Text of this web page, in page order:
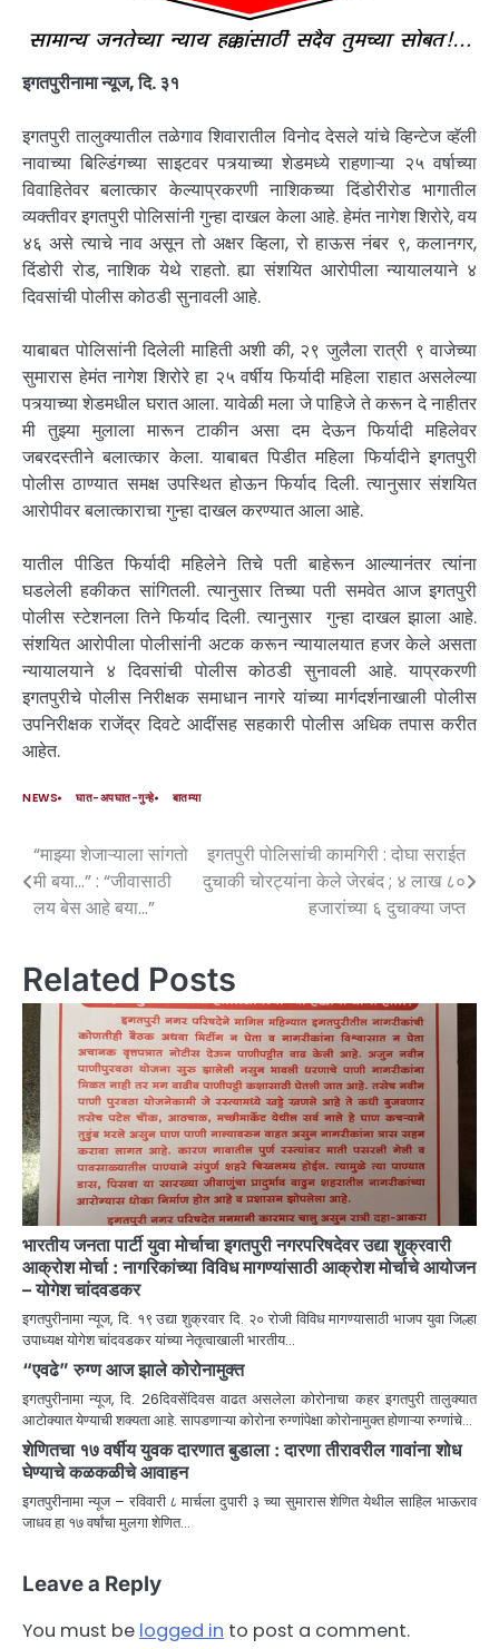
इगतपुरीनामा न्यूज, दि. ३१
इगतपुरी तालुक्यातील तळेगाव शिवारातील विनोद देसले यांचे व्हिन्टेज व्हॅली
नावाच्या बिल्डिंगच्या साइटवर पत्र्याच्या शेडमध्ये राहणाऱ्या २५ वर्षाच्या
विवाहितेवर बलात्कार केल्याप्रकरणी नाशिकच्या दिंडोरीरोड भागातील
व्यक्तीवर इगतपुरी पोलिसांनी गुन्हा दाखल केला आहे. हेमंत नागेश शिरोरे, वय
४६ असे त्याचे नाव असून तो अक्षर व्हिला, रो हाऊस नंबर ९, कलानगर,
दिंडोरी रोड, नाशिक येथे राहतो. ह्या संशयित आरोपीला न्यायालयाने ४
दिवसांची पोलीस कोठडी सुनावली आहे.
याबाबत पोलिसांनी दिलेली माहिती अशी की, २९ जुलैला रात्री ९ वाजेच्या
सुमारास हेमंत नागेश शिरोरे हा २५ वर्षीय फिर्यादी महिला राहात असलेल्या
पत्र्याच्या शेडमधील घरात आला. यावेळी मला जे पाहिजे ते करून दे नाहीतर
मी तुझ्या मुलाला मारून टाकीन असा दम देऊन फिर्यादी महिलेवर
जबरदस्तीने बलात्कार केला. याबाबत पिडीत महिला फिर्यादीने इगतपुरी
पोलीस ठाण्यात समक्ष उपस्थित होऊन फिर्याद दिली. त्यानुसार संशयित
आरोपीवर बलात्काराचा गुन्हा दाखल करण्यात आला आहे.
यातील पीडित फिर्यादी महिलेने तिचे पती बाहेरून आल्यानंतर त्यांना
घडलेली हकीकत सांगितली. त्यानुसार तिच्या पती समवेत आज इगतपुरी
पोलीस स्टेशनला तिने फिर्याद दिली. त्यानुसार गुन्हा दाखल झाला आहे.
संशयित आरोपीला पोलीसांनी अटक करून न्यायालयात हजर केले असता
न्यायालयाने ४ दिवसांची पोलीस कोठडी सुनावली आहे. याप्रकरणी
इगतपुरीचे पोलीस निरीक्षक समाधान नागरे यांच्या मार्गदर्शनाखाली पोलीस
उपनिरीक्षक राजेंद्र दिवटे आदींसह सहकारी पोलीस अधिक तपास करीत
आहेत.
NEWS घात-अपघात-गुन्हे बातम्या
“माझ्या शेजाऱ्याला सांगतो
मी बया…” : “जीवासाठी
लय बेस आहे बया…”
इगतपुरी पोलिसांची कामगिरी : दोघा सराईत
दुचाकी चोरट्यांना केले जेरबंद ; ४ लाख ८०
हजारांच्या ६ दुचाक्या जप्त
Related Posts
भारतीय जनता पार्टी युवा मोर्चाचा इगतपुरी नगरपरिषदेवर उद्या शुक्रवारी
आक्रोश मोर्चा : नागरिकांच्या विविध मागण्यांसाठी आक्रोश मोर्चाचे आयोजन
– योगेश चांदवडकर
इगतपुरीनामा न्यूज, दि. १९ उद्या शुक्रवार दि. २० रोजी विविध मागण्यासाठी भाजप युवा जिल्हा
उपाध्यक्ष योगेश चांदवडकर यांच्या नेतृत्वाखाली भारतीय…
“एवढे” रुग्ण आज झाले कोरोनामुक्त
इगतपुरीनामा न्यूज, दि. 26दिवसेंदिवस वाढत असलेला कोरोनाचा कहर इगतपुरी तालुक्यात
आटोक्यात येण्याची शक्यता आहे. सापडणाऱ्या कोरोना रुग्णांपेक्षा कोरोनामुक्त होणाऱ्या रुग्णांचे…
शेणितचा १७ वर्षीय युवक दारणात बुडाला : दारणा तीरावरील गावांना शोध
घेण्याचे कळकळीचे आवाहन
इगतपुरीनामा न्यूज – रविवारी ८ मार्चला दुपारी ३ च्या सुमारास शेणित येथील साहिल भाऊराव
जाधव हा १७ वर्षांचा मुलगा शेणित…
Leave a Reply
You must be logged in to post a comment.